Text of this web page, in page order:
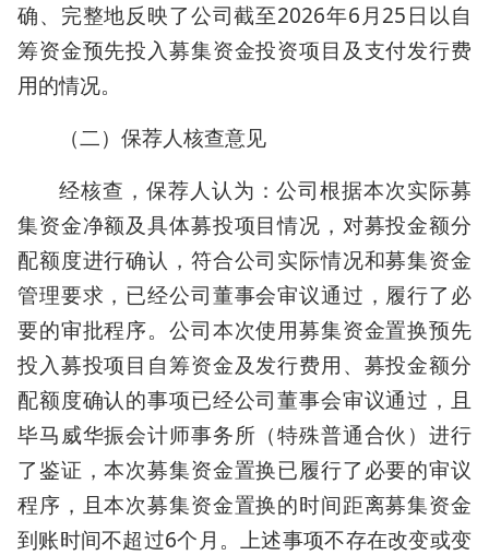
确、完整地反映了公司截至2026年6月25日以自
筹资金预先投入募集资金投资项目及支付发行费
用的情况。
（二）保荐人核查意见
经核查，保荐人认为：公司根据本次实际募
集资金净额及具体募投项目情况，对募投金额分
配额度进行确认，符合公司实际情况和募集资金
管理要求，已经公司董事会审议通过，履行了必
要的审批程序。公司本次使用募集资金置换预先
投入募投项目自筹资金及发行费用、募投金额分
配额度确认的事项已经公司董事会审议通过，且
毕马威华振会计师事务所（特殊普通合伙）进行
了鉴证，本次募集资金置换已履行了必要的审议
程序，且本次募集资金置换的时间距离募集资金
到账时间不超过6个月。上述事项不存在改变或变